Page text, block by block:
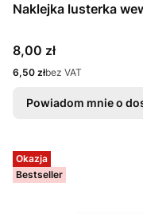
Naklejka lusterka
Cena
8,00 zł
Cena
6,50 złbez VAT
Powiadom mnie o
Okazja
Bestseller